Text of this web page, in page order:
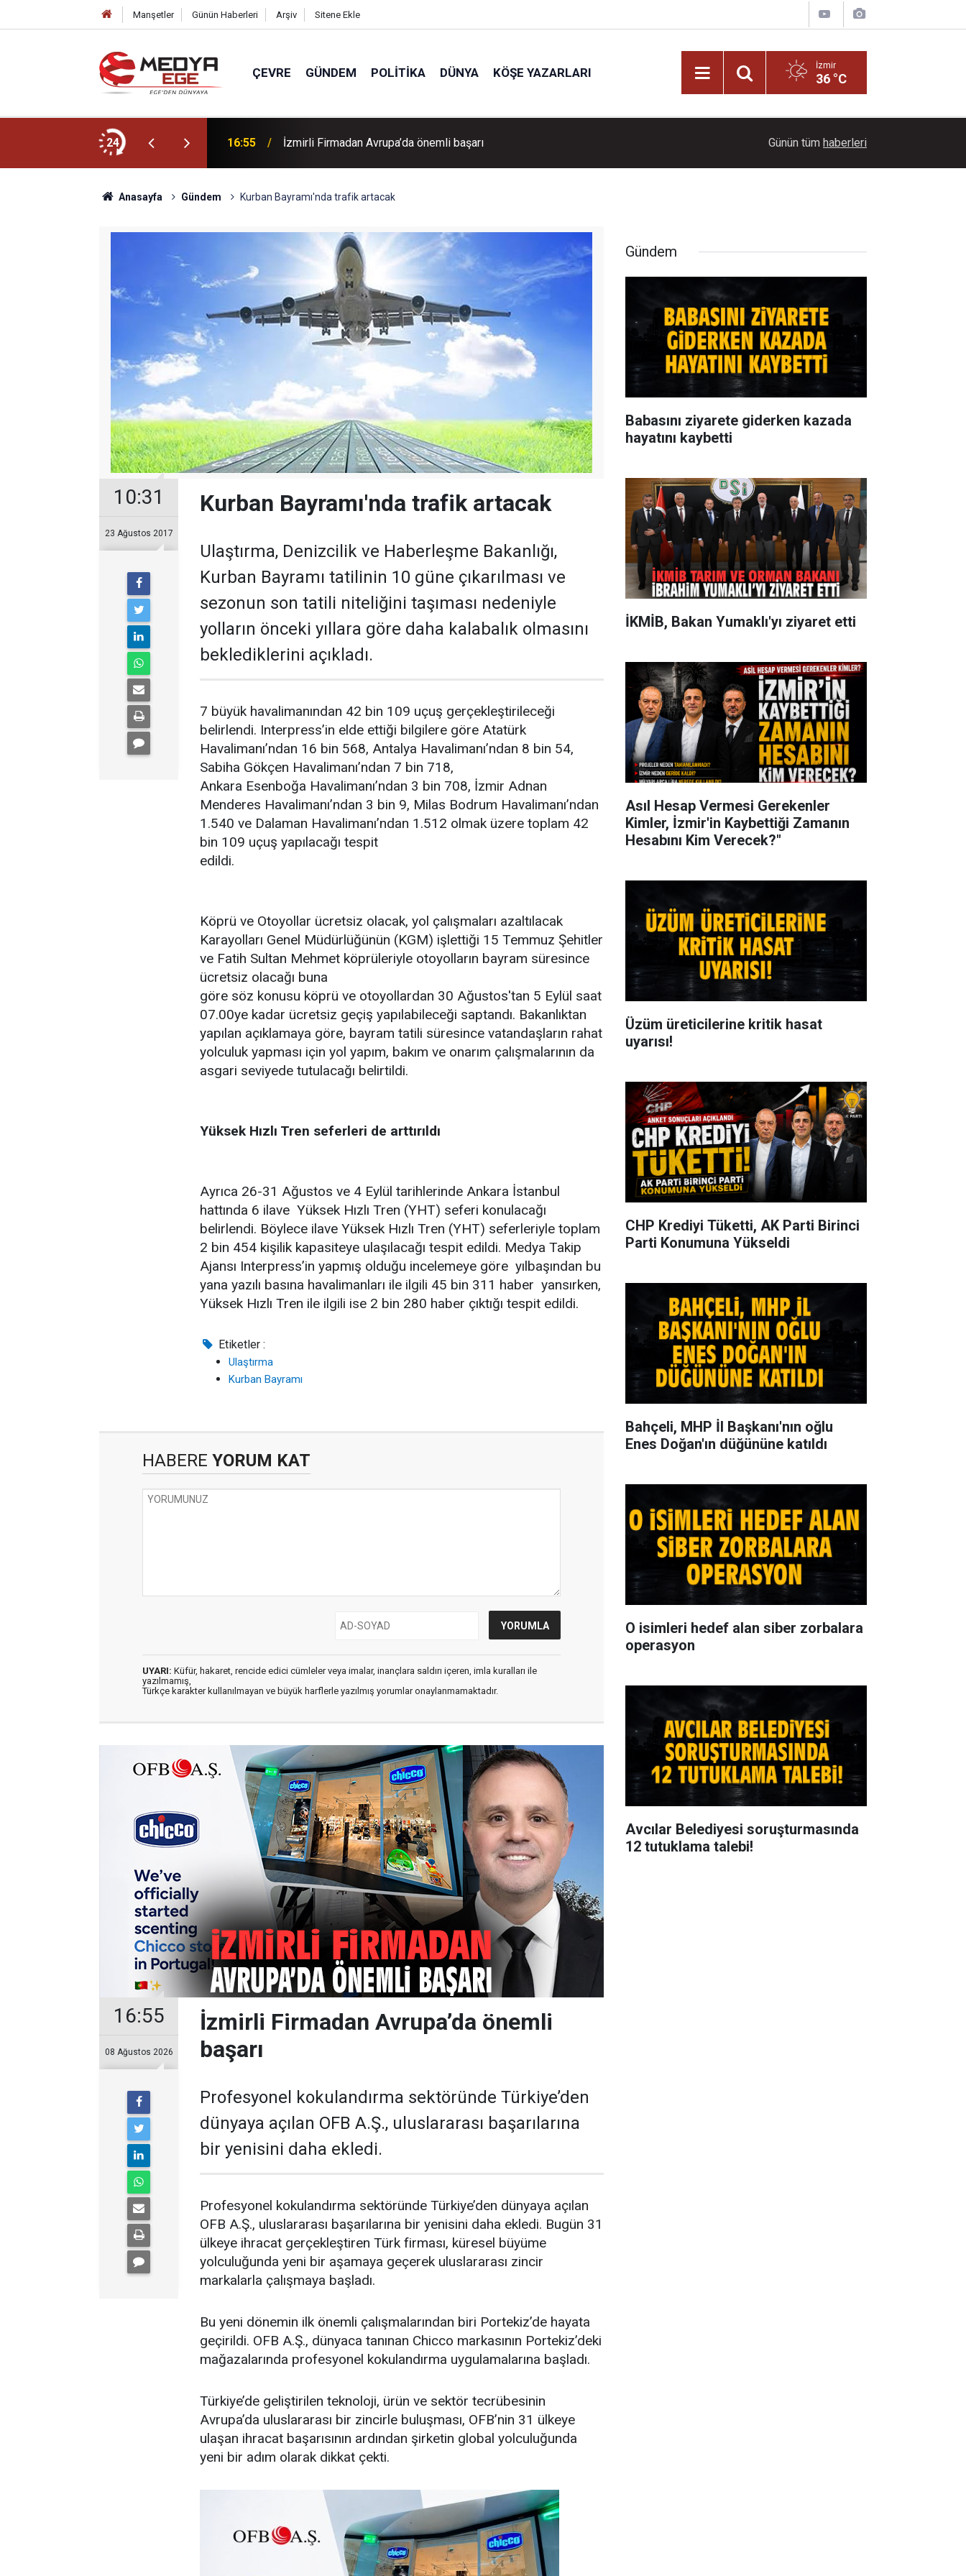
Manşetler Günün Haberleri Arşiv Sitene Ekle
ÇEVRE GÜNDEM POLITIKA DÜNYA KÖŞE YAZARLARI İzmir
36 °C
24 16:55 İzmirli Firmadan Avrupa’da önemli başarı Babasını ziyarete giderken kazada hayatını
Günün tüm haberleri
Anasayfa Gündem Kurban Bayramı'nda trafik artacak
10:31
23 Ağustos 2017
Kurban Bayramı'nda trafik artacak
Ulaştırma, Denizcilik ve Haberleşme Bakanlığı,
Kurban Bayramı tatilinin 10 güne çıkarılması ve
sezonun son tatili niteliğini taşıması nedeniyle
yolların önceki yıllara göre daha kalabalık olmasını
beklediklerini açıkladı.
7 büyük havalimanından 42 bin 109 uçuş gerçekleştirileceği
belirlendi. Interpress’in elde ettiği bilgilere göre Atatürk
Havalimanı’ndan 16 bin 568, Antalya Havalimanı’ndan 8 bin 54,
Sabiha Gökçen Havalimanı’ndan 7 bin 718,
Ankara Esenboğa Havalimanı’ndan 3 bin 708, İzmir Adnan
Menderes Havalimanı’ndan 3 bin 9, Milas Bodrum Havalimanı’ndan
1.540 ve Dalaman Havalimanı’ndan 1.512 olmak üzere toplam 42
bin 109 uçuş yapılacağı tespit
edildi.
Köprü ve Otoyollar ücretsiz olacak, yol çalışmaları azaltılacak
Karayolları Genel Müdürlüğünün (KGM) işlettiği 15 Temmuz Şehitler
ve Fatih Sultan Mehmet köprüleriyle otoyolların bayram süresince
ücretsiz olacağı buna
göre söz konusu köprü ve otoyollardan 30 Ağustos'tan 5 Eylül saat
07.00ye kadar ücretsiz geçiş yapılabileceği saptandı. Bakanlıktan
yapılan açıklamaya göre, bayram tatili süresince vatandaşların rahat
yolculuk yapması için yol yapım, bakım ve onarım çalışmalarının da
asgari seviyede tutulacağı belirtildi.
Yüksek Hızlı Tren seferleri de arttırıldı
Ayrıca 26-31 Ağustos ve 4 Eylül tarihlerinde Ankara İstanbul
hattında 6 ilave Yüksek Hızlı Tren (YHT) seferi konulacağı
belirlendi. Böylece ilave Yüksek Hızlı Tren (YHT) seferleriyle toplam
2 bin 454 kişilik kapasiteye ulaşılacağı tespit edildi. Medya Takip
Ajansı Interpress’in yapmış olduğu incelemeye göre yılbaşından bu
yana yazılı basına havalimanları ile ilgili 45 bin 311 haber yansırken,
Yüksek Hızlı Tren ile ilgili ise 2 bin 280 haber çıktığı tespit edildi.
Etiketler :
Ulaştırma
Kurban Bayramı
HABERE YORUM KAT
UYARI: Küfür, hakaret, rencide edici cümleler veya imalar, inançlara saldırı içeren, imla kuralları ile
yazılmamış,
Türkçe karakter kullanılmayan ve büyük harflerle yazılmış yorumlar onaylanmamaktadır.
16:55
08 Ağustos 2026
İzmirli Firmadan Avrupa’da önemli
başarı
Profesyonel kokulandırma sektöründe Türkiye’den
dünyaya açılan OFB A.Ş., uluslararası başarılarına
bir yenisini daha ekledi.
Profesyonel kokulandırma sektöründe Türkiye’den dünyaya açılan
OFB A.Ş., uluslararası başarılarına bir yenisini daha ekledi. Bugün 31
ülkeye ihracat gerçekleştiren Türk firması, küresel büyüme
yolculuğunda yeni bir aşamaya geçerek uluslararası zincir
markalarla çalışmaya başladı.
Bu yeni dönemin ilk önemli çalışmalarından biri Portekiz’de hayata
geçirildi. OFB A.Ş., dünyaca tanınan Chicco markasının Portekiz’deki
mağazalarında profesyonel kokulandırma uygulamalarına başladı.
Türkiye’de geliştirilen teknoloji, ürün ve sektör tecrübesinin
Avrupa’da uluslararası bir zincirle buluşması, OFB’nin 31 ülkeye
ulaşan ihracat başarısının ardından şirketin global yolculuğunda
yeni bir adım olarak dikkat çekti.
Gündem
Babasını ziyarete giderken kazada
hayatını kaybetti
İKMİB, Bakan Yumaklı'yı ziyaret etti
Asıl Hesap Vermesi Gerekenler
Kimler, İzmir'in Kaybettiği Zamanın
Hesabını Kim Verecek?"
Üzüm üreticilerine kritik hasat
uyarısı!
CHP Krediyi Tüketti, AK Parti Birinci
Parti Konumuna Yükseldi
Bahçeli, MHP İl Başkanı'nın oğlu
Enes Doğan'ın düğününe katıldı
O isimleri hedef alan siber zorbalara
operasyon
Avcılar Belediyesi soruşturmasında
12 tutuklama talebi!